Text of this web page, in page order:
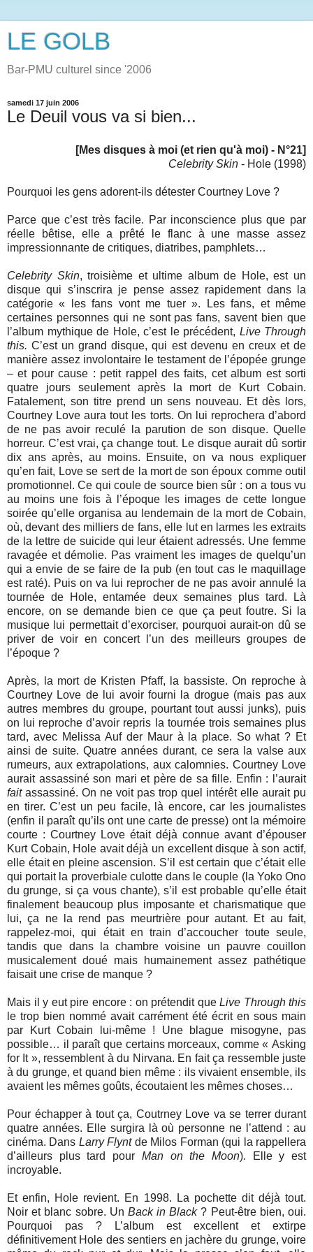
LE GOLB
Bar-PMU culturel since '2006
samedi 17 juin 2006
Le Deuil vous va si bien...
[Mes disques à moi (et rien qu'à moi) - N°21]
Celebrity Skin - Hole (1998)
Pourquoi les gens adorent-ils détester Courtney Love ?
Parce que c’est très facile. Par inconscience plus que par
réelle bêtise, elle a prêté le flanc à une masse assez
impressionnante de critiques, diatribes, pamphlets…
Celebrity Skin, troisième et ultime album de Hole, est un
disque qui s’inscrira je pense assez rapidement dans la
catégorie « les fans vont me tuer ». Les fans, et même
certaines personnes qui ne sont pas fans, savent bien que
l’album mythique de Hole, c’est le précédent, Live Through
this. C’est un grand disque, qui est devenu en creux et de
manière assez involontaire le testament de l’épopée grunge
– et pour cause : petit rappel des faits, cet album est sorti
quatre jours seulement après la mort de Kurt Cobain.
Fatalement, son titre prend un sens nouveau. Et dès lors,
Courtney Love aura tout les torts. On lui reprochera d’abord
de ne pas avoir reculé la parution de son disque. Quelle
horreur. C’est vrai, ça change tout. Le disque aurait dû sortir
dix ans après, au moins. Ensuite, on va nous expliquer
qu’en fait, Love se sert de la mort de son époux comme outil
promotionnel. Ce qui coule de source bien sûr : on a tous vu
au moins une fois à l’époque les images de cette longue
soirée qu’elle organisa au lendemain de la mort de Cobain,
où, devant des milliers de fans, elle lut en larmes les extraits
de la lettre de suicide qui leur étaient adressés. Une femme
ravagée et démolie. Pas vraiment les images de quelqu’un
qui a envie de se faire de la pub (en tout cas le maquillage
est raté). Puis on va lui reprocher de ne pas avoir annulé la
tournée de Hole, entamée deux semaines plus tard. Là
encore, on se demande bien ce que ça peut foutre. Si la
musique lui permettait d’exorciser, pourquoi aurait-on dû se
priver de voir en concert l’un des meilleurs groupes de
l’époque ?
Après, la mort de Kristen Pfaff, la bassiste. On reproche à
Courtney Love de lui avoir fourni la drogue (mais pas aux
autres membres du groupe, pourtant tout aussi junks), puis
on lui reproche d’avoir repris la tournée trois semaines plus
tard, avec Melissa Auf der Maur à la place. So what ? Et
ainsi de suite. Quatre années durant, ce sera la valse aux
rumeurs, aux extrapolations, aux calomnies. Courtney Love
aurait assassiné son mari et père de sa fille. Enfin : l’aurait
faitassassiné. On ne voit pas trop quel intérêt elle aurait pu
en tirer. C’est un peu facile, là encore, car les journalistes
(enfin il paraît qu’ils ont une carte de presse) ont la mémoire
courte : Courtney Love était déjà connue avant d’épouser
Kurt Cobain, Hole avait déjà un excellent disque à son actif,
elle était en pleine ascension. S’il est certain que c’était elle
qui portait la proverbiale culotte dans le couple (la Yoko Ono
du grunge, si ça vous chante), s’il est probable qu’elle était
finalement beaucoup plus imposante et charismatique que
lui, ça ne la rend pas meurtrière pour autant. Et au fait,
rappelez-moi, qui était en train d’accoucher toute seule,
tandis que dans la chambre voisine un pauvre couillon
musicalement doué mais humainement assez pathétique
faisait une crise de manque ?
Mais il y eut pire encore : on prétendit que Live Through this
le trop bien nommé avait carrément été écrit en sous main
par Kurt Cobain lui-même ! Une blague misogyne, pas
possible… il paraît que certains morceaux, comme « Asking
for It », ressemblent à du Nirvana. En fait ça ressemble juste
à du grunge, et quand bien même : ils vivaient ensemble, ils
avaient les mêmes goûts, écoutaient les mêmes choses…
Pour échapper à tout ça, Coutrney Love va se terrer durant
quatre années. Elle surgira là où personne ne l’attend : au
cinéma. Dans Larry Flyntde Milos Forman (qui la rappellera
d’ailleurs plus tard pour Man on the Moon). Elle y est
incroyable.
Et enfin, Hole revient. En 1998. La pochette dit déjà tout.
Noir et blanc sobre. Un Back in Black? Peut-être bien, oui.
Pourquoi pas ? L’album est excellent et extirpe
définitivement Hole des sentiers en jachère du grunge, voire